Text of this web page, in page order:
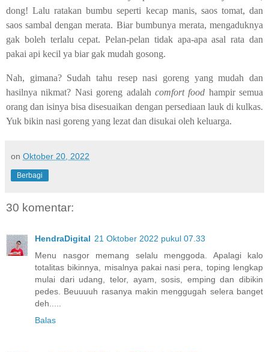
dong! Lalu ratakan bumbu seperti kecap manis, saos tomat, dan
saos sambal dengan merata. Biar bumbunya merata, mengaduknya
gak boleh terlalu cepat. Pelan-pelan tidak apa-apa asal rata dan
pakai api kecil ya biar gak mudah gosong.
Nah, gimana? Sudah tahu resep nasi goreng yang mudah dan
hasilnya nikmat? Nasi goreng adalah comfort food hampir semua
orang dan isinya bisa disesuaikan dengan persediaan lauk di kulkas.
Yuk bikin nasi goreng yang lezat dan disukai oleh keluarga.
on Oktober 20, 2022
Berbagi
30 komentar:
HendraDigital 21 Oktober 2022 pukul 07.33
Menu nasgor memang selalu menggoda. Apalagi kalo
totalitas bikinnya, misalnya pakai nasi pera, toping lengkap
mulai dari udang, telor, ayam, sosis, emping dan dibikin
pedes. Beuuuuh rasanya makin menggugah selera banget
deh.....
Balas